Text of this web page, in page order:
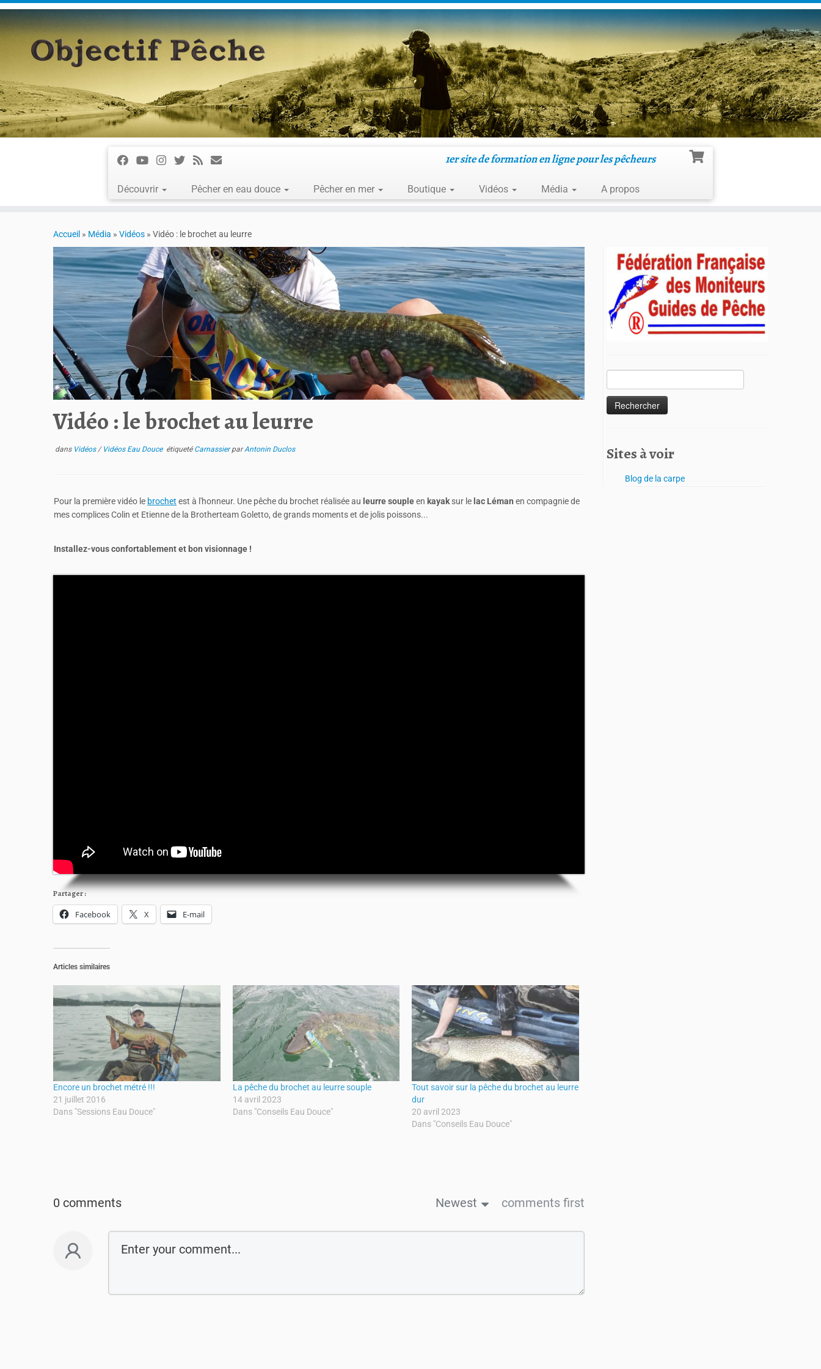
1er site de formation en ligne pour les pêcheurs
Découvrir Pêcher en eau douce Pêcher en mer Boutique Vidéos Média A propos
Accueil » Média » Vidéos » Vidéo : le brochet au leurre
Vidéo : le brochet au leurre
dans Vidéos/ Vidéos Eau Douce étiqueté CarnassierparAntonin Duclos
Pour la première vidéo le brochet est à l'honneur. Une pêche du brochet réalisée au leurre soupleen kayak sur le lac Léman en compagnie de
mes complices Colin et Etienne de la Brotherteam Goletto, de grands moments et de jolis poissons...
Installez-vous confortablement et bon visionnage !
Partager :
Facebook X E-mail
Articles similaires
Encore un brochet métré !!!
21 juillet 2016
Dans "Sessions Eau Douce"
La pêche du brochet au leurre souple
14 avril 2023
Dans "Conseils Eau Douce"
Tout savoir sur la pêche du brochet au leurre
dur
20 avril 2023
Dans "Conseils Eau Douce"
0 comments Newest comments first
Sites à voir
Blog de la carpe